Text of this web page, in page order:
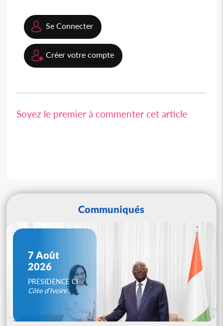
Se Connecter
Créer votre compte
Soyez le premier à commenter cet article
Communiqués
7 Août
2026
PRESIDENCE CI
Côte d'Ivoire